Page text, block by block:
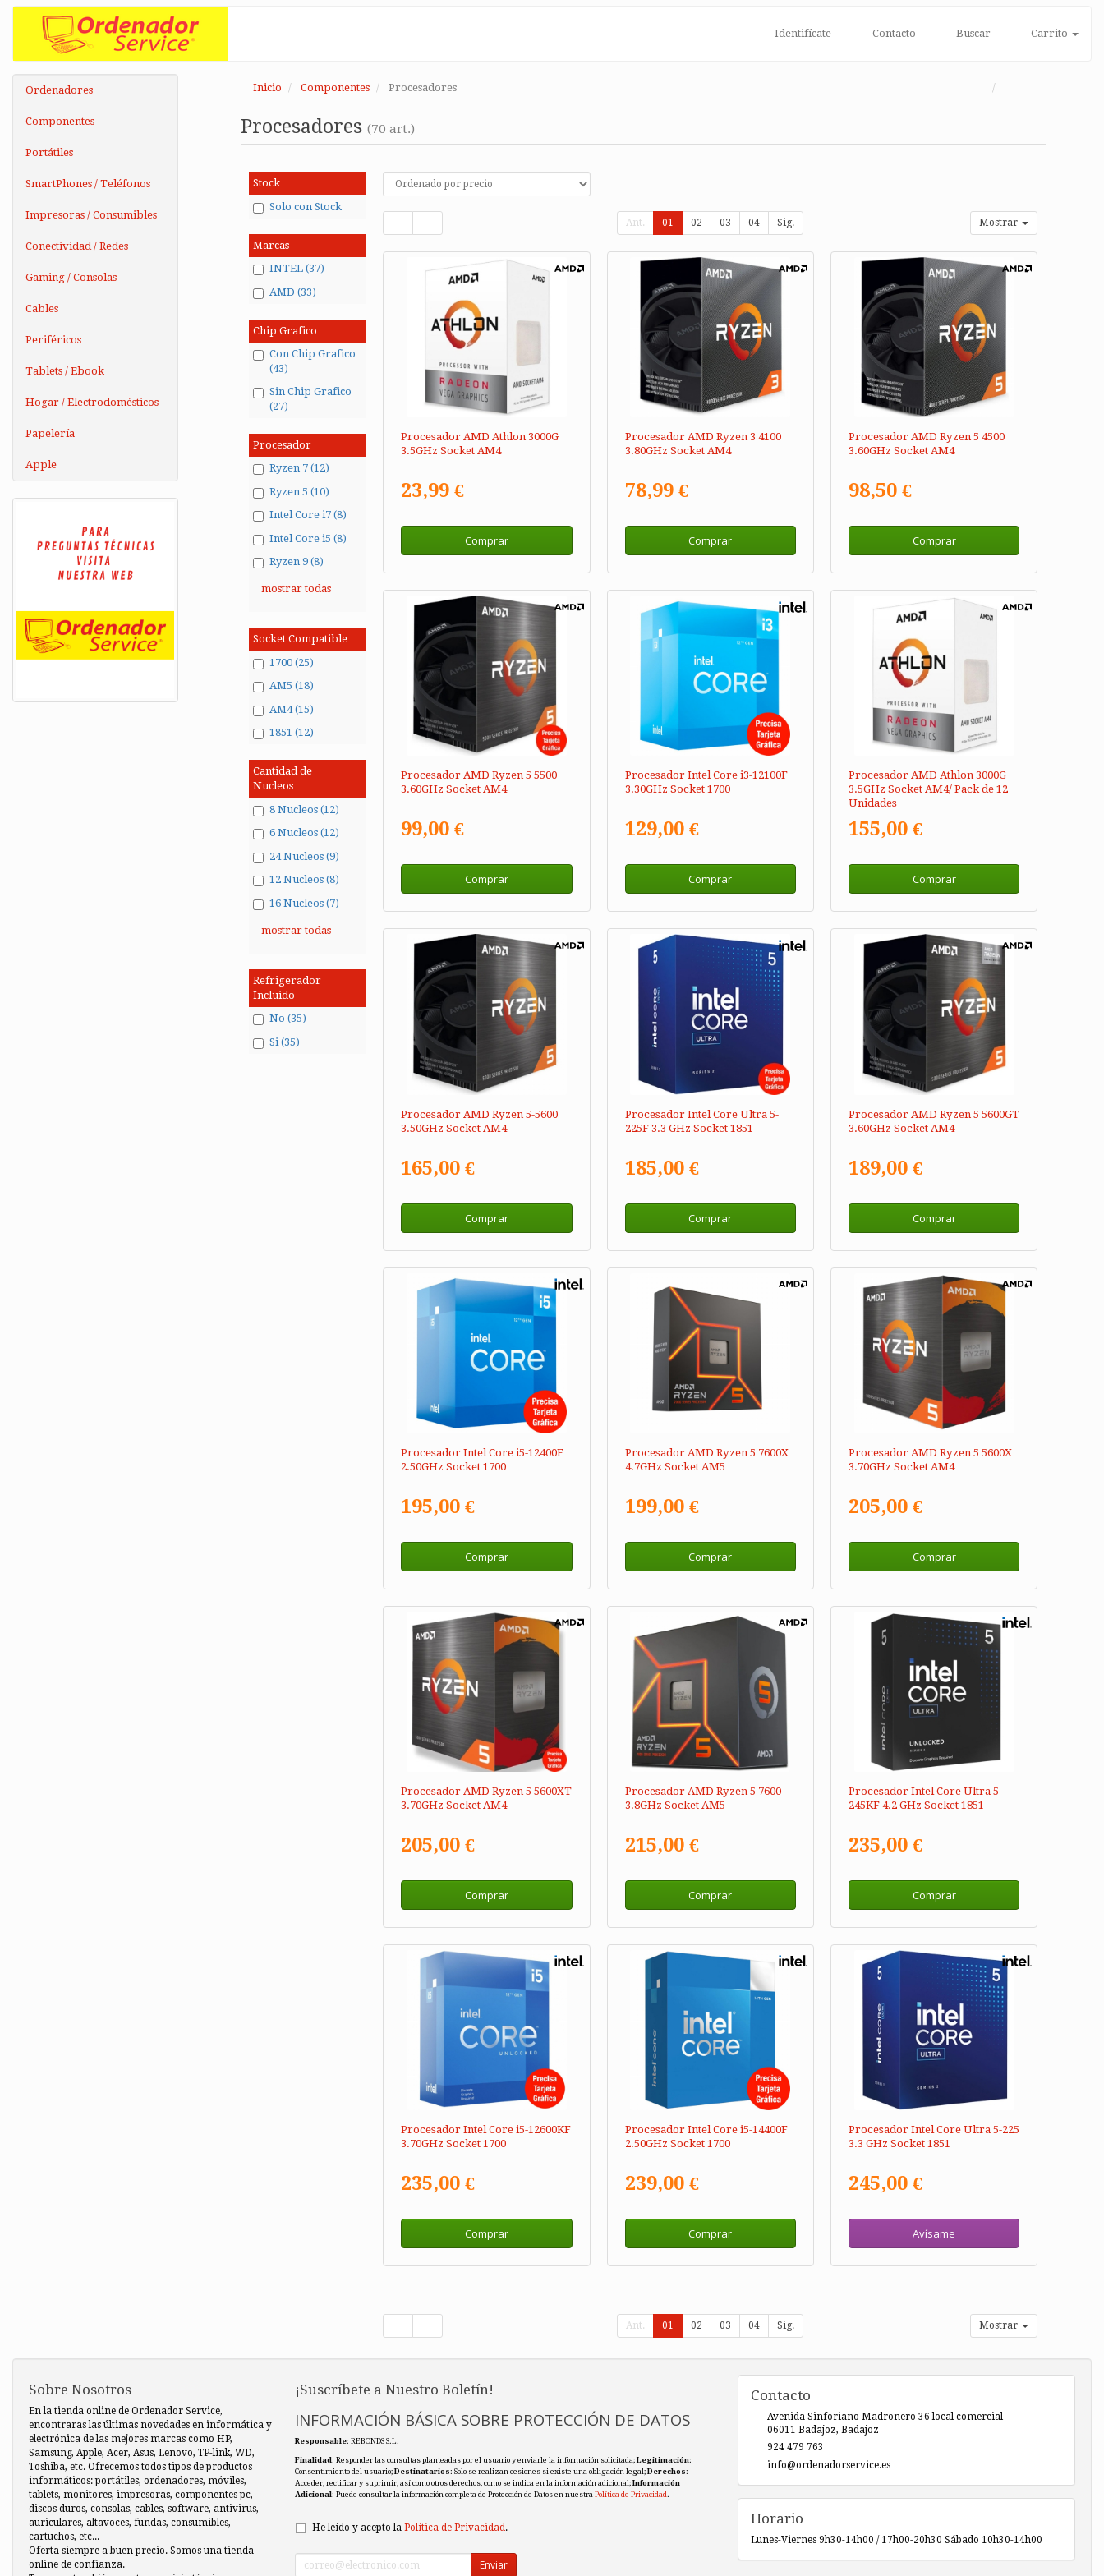
Identifícate Contacto Buscar Carrito
Ordenadores
Componentes
Portátiles
SmartPhones / Teléfonos
Impresoras / Consumibles
Conectividad / Redes
Gaming / Consolas
Cables
Periféricos
Tablets / Ebook
Hogar / Electrodomésticos
Papelería
Apple
Inicio Componentes Procesadores
Procesadores (70 art.)
Stock
Solo con Stock
Marcas
INTEL (37)
AMD (33)
Chip Grafico
Con Chip Grafico
(43)
Sin Chip Grafico
(27)
Procesador
Ryzen 7 (12)
Ryzen 5 (10)
Intel Core i7 (8)
Intel Core i5 (8)
Ryzen 9 (8)
mostrar todas
Socket Compatible
1700 (25)
AM5 (18)
AM4 (15)
1851 (12)
Cantidad de
Nucleos
8 Nucleos (12)
6 Nucleos (12)
24 Nucleos (9)
12 Nucleos (8)
16 Nucleos (7)
mostrar todas
Refrigerador
Incluido
No (35)
Si (35)
Ant. 01 02 03 04 Sig. Mostrar
Procesador AMD Athlon 3000G
3.5GHz Socket AM4
23,99 €
Comprar
Procesador AMD Ryzen 3 4100
3.80GHz Socket AM4
78,99 €
Comprar
Procesador AMD Ryzen 5 4500
3.60GHz Socket AM4
98,50 €
Comprar
Procesador AMD Ryzen 5 5500
3.60GHz Socket AM4
99,00 €
Comprar
Procesador Intel Core i3-12100F
3.30GHz Socket 1700
129,00 €
Comprar
Procesador AMD Athlon 3000G
3.5GHz Socket AM4/ Pack de 12
Unidades
155,00 €
Comprar
Procesador AMD Ryzen 5-5600
3.50GHz Socket AM4
165,00 €
Comprar
Procesador Intel Core Ultra 5-
225F 3.3 GHz Socket 1851
185,00 €
Comprar
Procesador AMD Ryzen 5 5600GT
3.60GHz Socket AM4
189,00 €
Comprar
Procesador Intel Core i5-12400F
2.50GHz Socket 1700
195,00 €
Comprar
Procesador AMD Ryzen 5 7600X
4.7GHz Socket AM5
199,00 €
Comprar
Procesador AMD Ryzen 5 5600X
3.70GHz Socket AM4
205,00 €
Comprar
Procesador AMD Ryzen 5 5600XT
3.70GHz Socket AM4
205,00 €
Comprar
Procesador AMD Ryzen 5 7600
3.8GHz Socket AM5
215,00 €
Comprar
Procesador Intel Core Ultra 5-
245KF 4.2 GHz Socket 1851
235,00 €
Comprar
Procesador Intel Core i5-12600KF
3.70GHz Socket 1700
235,00 €
Comprar
Procesador Intel Core i5-14400F
2.50GHz Socket 1700
239,00 €
Comprar
Procesador Intel Core Ultra 5-225
3.3 GHz Socket 1851
245,00 €
Avísame
Ant. 01 02 03 04 Sig. Mostrar
Sobre Nosotros
En la tienda online de Ordenador Service,
encontraras las últimas novedades en informática y
electrónica de las mejores marcas como HP,
Samsung, Apple, Acer, Asus, Lenovo, TP-link, WD,
Toshiba, etc. Ofrecemos todos tipos de productos
informáticos: portátiles, ordenadores, móviles,
tablets, monitores, impresoras, componentes pc,
discos duros, consolas, cables, software, antivirus,
auriculares, altavoces, fundas, consumibles,
cartuchos, etc...
Oferta siempre a buen precio. Somos una tienda
online de confianza.
¡Suscríbete a Nuestro Boletín!
INFORMACIÓN BÁSICA SOBRE PROTECCIÓN DE DATOS
Responsable: REBONDS S.L.
Finalidad: Responder las consultas planteadas por el usuario y enviarle la información solicitada;Legitimación:
Consentimiento del usuario;Destinatarios: Solo se realizan cesiones si existe una obligación legal;Derechos:
Acceder, rectificar y suprimir, así como otros derechos, como se indica en la información adicional;Información
Adicional: Puede consultar la información completa de Protección de Datos en nuestra Política de Privacidad.
He leído y acepto la Política de Privacidad.
Enviar
Contacto
Avenida Sinforiano Madroñero 36 local comercial
06011 Badajoz, Badajoz
924 479 763
info@ordenadorservice.es
Horario
Lunes-Viernes 9h30-14h00 / 17h00-20h30 Sábado 10h30-14h00